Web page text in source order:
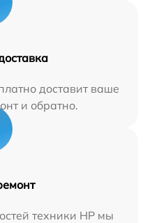
доставит ваше
и обратно.
техники HP мы